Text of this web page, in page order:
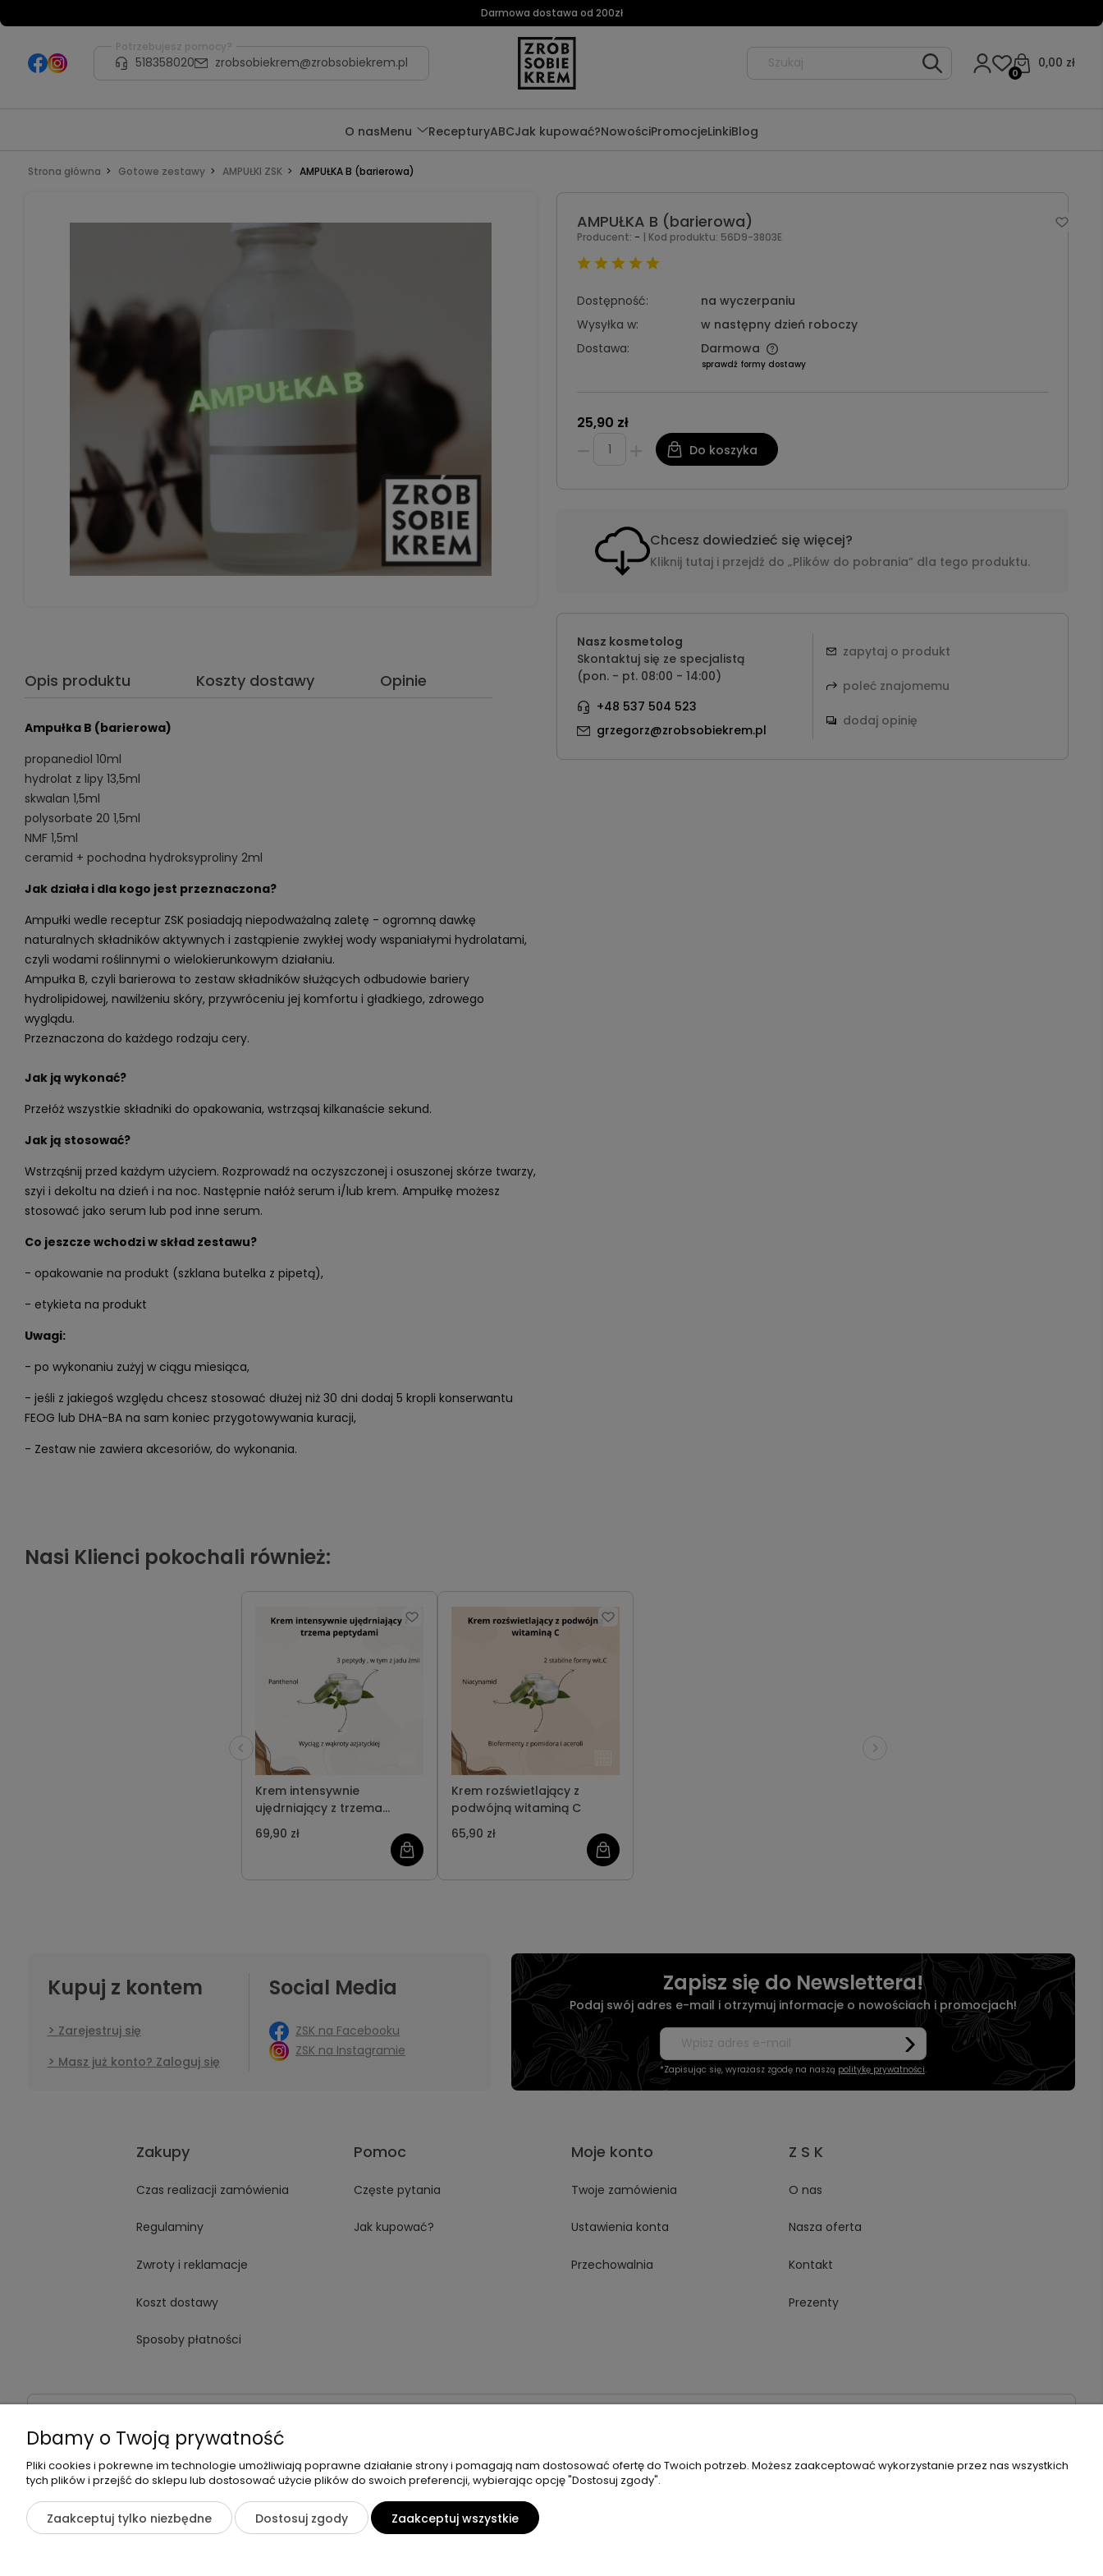
Darmowa dostawa od 200zł
Potrzebujesz pomocy?
518358020 zrobsobiekrem@zrobsobiekrem.pl 0,00 zł
0
O nasMenu RecepturyABCJak kupować?NowościPromocjeLinkiBlog
Strona główna Gotowe zestawy AMPUŁKI ZSK AMPUŁKA B (barierowa)
Opis produktu Koszty dostawy Opinie
Ampułka B (barierowa)
propanediol 10ml
hydrolat z lipy 13,5ml
skwalan 1,5ml
polysorbate 20 1,5ml
NMF 1,5ml
ceramid + pochodna hydroksyproliny 2ml
Jak działa i dla kogo jest przeznaczona?
Ampułki wedle receptur ZSK posiadają niepodważalną zaletę - ogromną dawkę
naturalnych składników aktywnych i zastąpienie zwykłej wody wspaniałymi hydrolatami,
czyli wodami roślinnymi o wielokierunkowym działaniu.
Ampułka B, czyli barierowa to zestaw składników służących odbudowie bariery
hydrolipidowej, nawilżeniu skóry, przywróceniu jej komfortu i gładkiego, zdrowego
wyglądu.
Przeznaczona do każdego rodzaju cery.
Jak ją wykonać?
Przełóż wszystkie składniki do opakowania, wstrząsaj kilkanaście sekund.
Jak ją stosować?
Wstrząśnij przed każdym użyciem. Rozprowadź na oczyszczonej i osuszonej skórze twarzy,
szyi i dekoltu na dzień i na noc. Następnie nałóż serum i/lub krem. Ampułkę możesz
stosować jako serum lub pod inne serum.
Co jeszcze wchodzi w skład zestawu?
- opakowanie na produkt (szklana butelka z pipetą),
- etykieta na produkt
Uwagi:
- po wykonaniu zużyj w ciągu miesiąca,
- jeśli z jakiegoś względu chcesz stosować dłużej niż 30 dni dodaj 5 kropli konserwantu
FEOG lub DHA-BA na sam koniec przygotowywania kuracji,
- Zestaw nie zawiera akcesoriów, do wykonania.
AMPUŁKA B (barierowa)
Producent: - | Kod produktu: 56D9-3803E
Dostępność:
na wyczerpaniu
Wysyłka w:
w następny dzień roboczy
Dostawa:
Darmowa
sprawdź formy dostawy
25,90 zł
Do koszyka
Chcesz dowiedzieć się więcej?
Kliknij tutaj i przejdź do „Plików do pobrania” dla tego produktu.
Nasz kosmetolog
Skontaktuj się ze specjalistą
(pon. - pt. 08:00 - 14:00)
+48 537 504 523
grzegorz@zrobsobiekrem.pl
zapytaj o produkt
poleć znajomemu
dodaj opinię
Nasi Klienci pokochali również:
Krem intensywnie
ujędrniający z trzema
peptydami
69,90 zł
Krem rozświetlający z
podwójną witaminą C
65,90 zł
Kupuj z kontem
Zarejestruj się
Masz już konto? Zaloguj się
Social Media
ZSK na Facebooku
ZSK na Instagramie
Zapisz się do Newslettera!
Podaj swój adres e-mail i otrzymuj informacje o nowościach i promocjach!
*Zapisując się, wyrażasz zgodę na naszą politykę prywatności.
Zakupy
Czas realizacji zamówienia
Regulaminy
Zwroty i reklamacje
Koszt dostawy
Sposoby płatności
Pomoc
Częste pytania
Jak kupować?
Moje konto
Twoje zamówienia
Ustawienia konta
Przechowalnia
Z S K
O nas
Nasza oferta
Kontakt
Prezenty
©2026 Wszelkie Prawa Zastrzeżone | Zrób Sobie Krem
Sklep internetowy Shoper Premium
Dbamy o Twoją prywatność
Pliki cookies i pokrewne im technologie umożliwiają poprawne działanie strony i pomagają nam dostosować ofertę do Twoich potrzeb. Możesz zaakceptować wykorzystanie przez nas wszystkich
tych plików i przejść do sklepu lub dostosować użycie plików do swoich preferencji, wybierając opcję "Dostosuj zgody".
Zaakceptuj tylko niezbędne Dostosuj zgody Zaakceptuj wszystkie